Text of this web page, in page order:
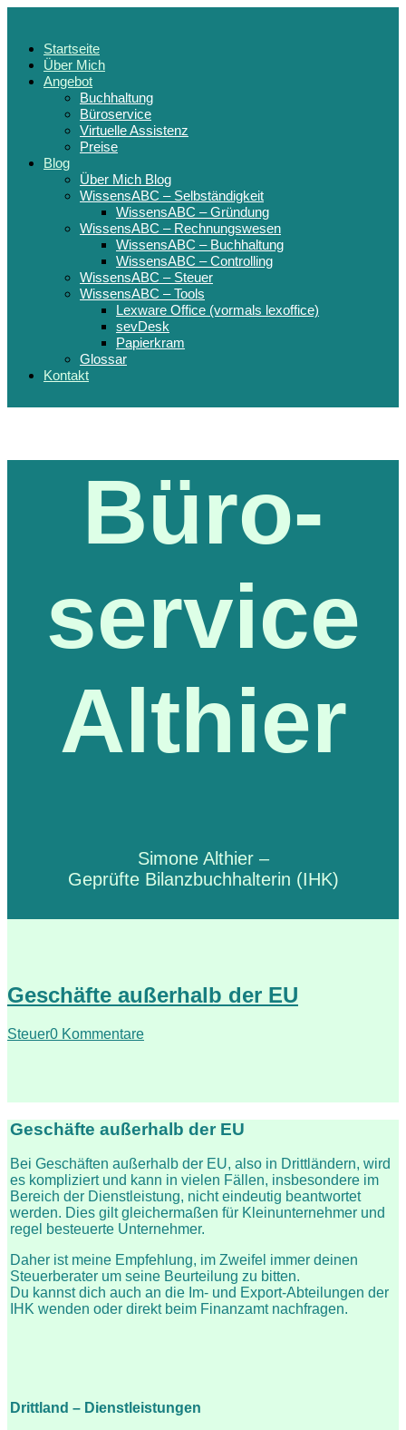
Startseite
Über Mich
Angebot
Buchhaltung
Büroservice
Virtuelle Assistenz
Preise
Blog
Über Mich Blog
WissensABC – Selbständigkeit
WissensABC – Gründung
WissensABC – Rechnungswesen
WissensABC – Buchhaltung
WissensABC – Controlling
WissensABC – Steuer
WissensABC – Tools
Lexware Office (vormals lexoffice)
sevDesk
Papierkram
Glossar
Kontakt
Büro-
service
Althier
Simone Althier –
Geprüfte Bilanzbuchhalterin (IHK)
Geschäfte außerhalb der EU
Steuer0 Kommentare
Geschäfte außerhalb der EU
Bei Geschäften außerhalb der EU, also in Drittländern, wird
es kompliziert und kann in vielen Fällen, insbesondere im
Bereich der Dienstleistung, nicht eindeutig beantwortet
werden. Dies gilt gleichermaßen für Kleinunternehmer und
regel besteuerte Unternehmer.
Daher ist meine Empfehlung, im Zweifel immer deinen
Steuerberater um seine Beurteilung zu bitten.
Du kannst dich auch an die Im- und Export-Abteilungen der
IHK wenden oder direkt beim Finanzamt nachfragen.
Drittland – Dienstleistungen